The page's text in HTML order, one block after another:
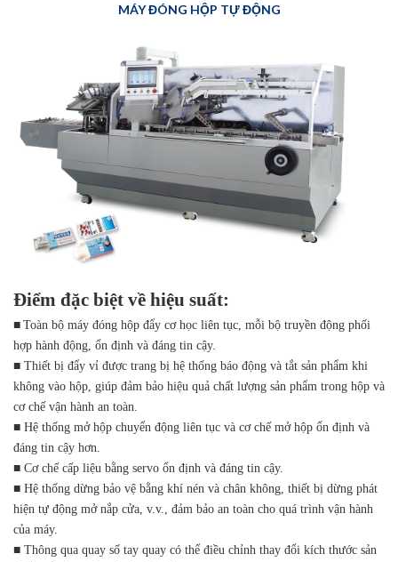
MÁY ĐÓNG HỘP TỰ ĐỘNG
Điểm đặc biệt về hiệu suất:
■ Toàn bộ máy đóng hộp đẩy cơ học liên tục, mỗi bộ truyền động phối
hợp hành động, ổn định và đáng tin cậy.
■ Thiết bị đẩy vỉ được trang bị hệ thống báo động và tắt sản phẩm khi
không vào hộp, giúp đảm bảo hiệu quả chất lượng sản phẩm trong hộp và
cơ chế vận hành an toàn.
■ Hệ thống mở hộp chuyển động liên tục và cơ chế mở hộp ổn định và
đáng tin cậy hơn.
■ Cơ chế cấp liệu bằng servo ổn định và đáng tin cậy.
■ Hệ thống dừng bảo vệ bằng khí nén và chân không, thiết bị dừng phát
hiện tự động mở nắp cửa, v.v., đảm bảo an toàn cho quá trình vận hành
của máy.
■ Thông qua quay số tay quay có thể điều chỉnh thay đổi kích thước sản